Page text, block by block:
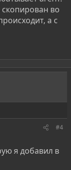
во
а с
#4
я добавил в